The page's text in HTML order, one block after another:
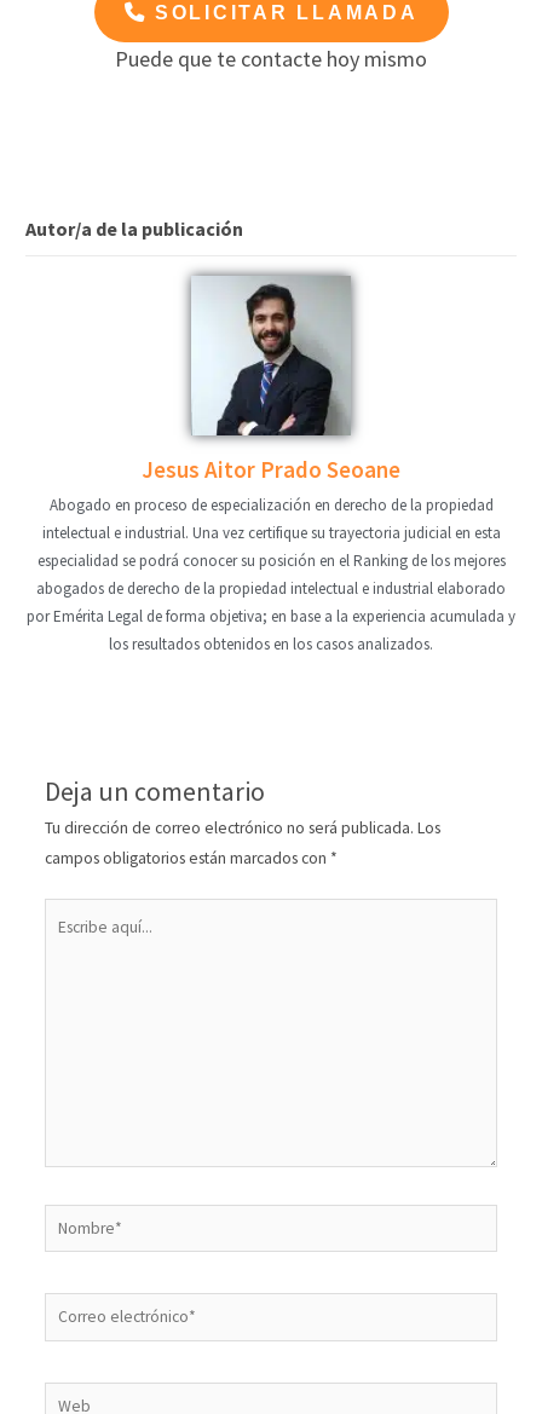
SOLICITAR LLAMADA
Puede que te contacte hoy mismo
Autor/a de la publicación
Jesus Aitor Prado Seoane
Abogado en proceso de especialización en derecho de la propiedad
intelectual e industrial. Una vez certifique su trayectoria judicial en esta
especialidad se podrá conocer su posición en el Ranking de los mejores
abogados de derecho de la propiedad intelectual e industrial elaborado
por Emérita Legal de forma objetiva; en base a la experiencia acumulada y
los resultados obtenidos en los casos analizados.
Deja un comentario
Tu dirección de correo electrónico no será publicada. Los
campos obligatorios están marcados con *